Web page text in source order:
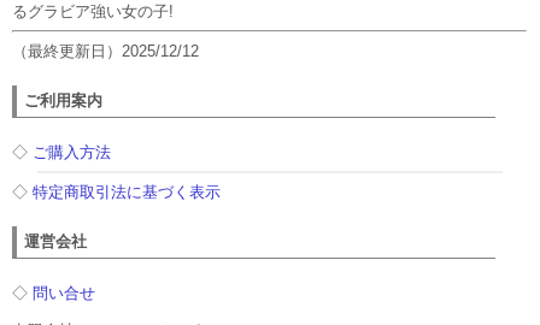
るグラビア強い女の子!
（最終更新日）2025/12/12
ご利用案内
◇ ご購入方法
◇特定商取引法に基づく表示
運営会社
◇問い合せ